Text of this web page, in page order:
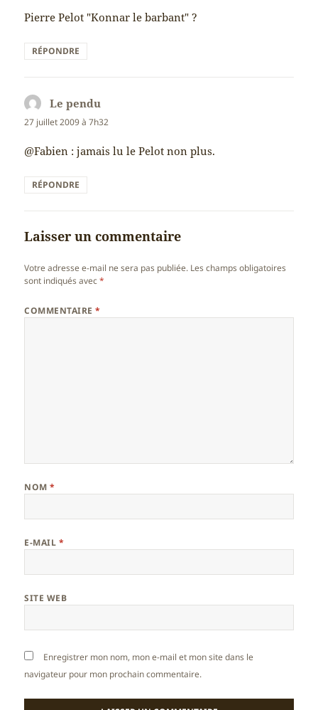
Pierre Pelot "Konnar le barbant" ?
RÉPONDRE
Le pendu
27 juillet 2009 à 7h32
@Fabien : jamais lu le Pelot non plus.
RÉPONDRE
Laisser un commentaire
Votre adresse e-mail ne sera pas publiée. Les champs obligatoires
sont indiqués avec*
COMMENTAIRE*
NOM*
E-MAIL *
SITE WEB
Enregistrer mon nom, mon e-mail et mon site dans le
navigateur pour mon prochain commentaire.